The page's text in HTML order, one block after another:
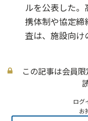
ルを公表した
携体制や協定締
査は、施設向け
この記事は会員
ログ
お